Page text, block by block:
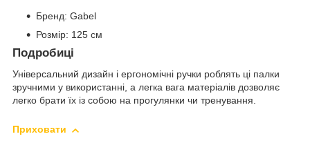
Бренд: Gabel
Розмір: 125 см
Подробиці
Універсальний дизайн і ергономічні ручки роблять ці палки
зручними у використанні, а легка вага матеріалів дозволяє
легко брати їх із собою на прогулянки чи тренування.
Приховати